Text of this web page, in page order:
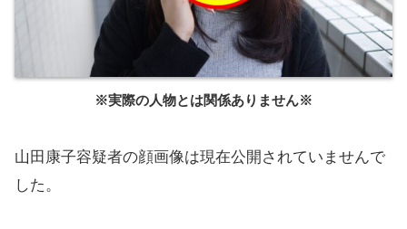
※実際の人物とは関係ありません※
山田康子容疑者の顔画像は現在公開されていませんで
した。